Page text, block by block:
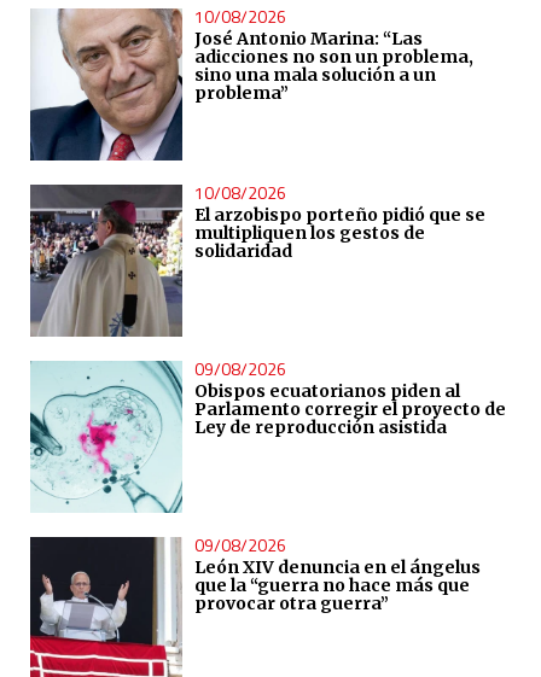
10/08/2026
José Antonio Marina: “Las
adicciones no son un problema,
sino una mala solución a un
problema”
10/08/2026
El arzobispo porteño pidió que se
multipliquen los gestos de
solidaridad
09/08/2026
Obispos ecuatorianos piden al
Parlamento corregir el proyecto de
Ley de reproducción asistida
09/08/2026
León XIV denuncia en el ángelus
que la “guerra no hace más que
provocar otra guerra”